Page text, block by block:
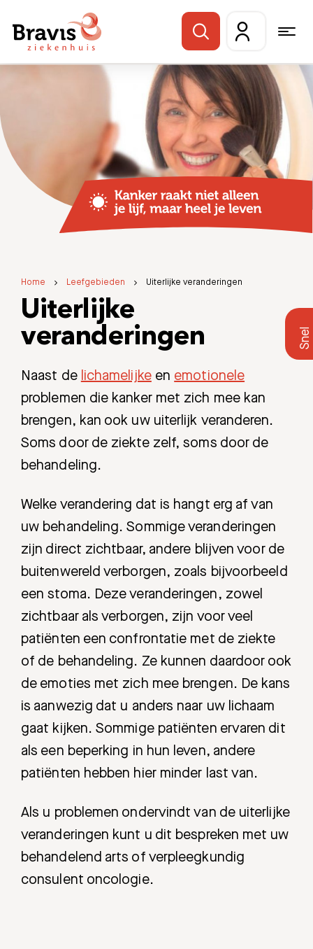
Home Leefgebieden Uiterlijke veranderingen
Uiterlijke
veranderingen
Naast de lichamelijkeen emotionele
problemen die kanker met zich mee kan
brengen, kan ook uw uiterlijk veranderen.
Soms door de ziekte zelf, soms door de
behandeling.
Welke verandering dat is hangt erg af van
uw behandeling. Sommige veranderingen
zijn direct zichtbaar, andere blijven voor de
buitenwereld verborgen, zoals bijvoorbeeld
een stoma. Deze veranderingen, zowel
zichtbaar als verborgen, zijn voor veel
patiënten een confrontatie met de ziekte
of de behandeling. Ze kunnen daardoor ook
de emoties met zich mee brengen. De kans
is aanwezig dat u anders naar uw lichaam
gaat kijken. Sommige patiënten ervaren dit
als een beperking in hun leven, andere
patiënten hebben hier minder last van.
Als u problemen ondervindt van de uiterlijke
veranderingen kunt u dit bespreken met uw
behandelend arts of verpleegkundig
consulent oncologie.